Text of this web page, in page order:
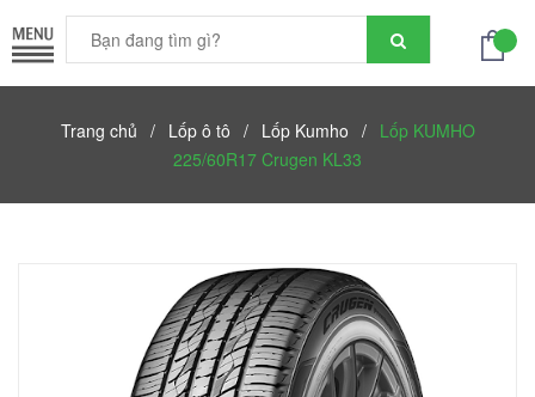
Trang chủ / Lốp ô tô / Lốp Kumho / Lốp KUMHO
225/60R17 Crugen KL33